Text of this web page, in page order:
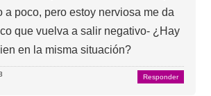
a poco, pero estoy nerviosa me da
que vuelva a salir negativo- ¿Hay
en la misma situación?
Responder